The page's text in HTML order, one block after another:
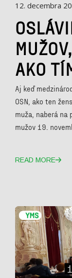
12. decembra
AKO
Aj keď
OSN, ako ten
muža, naberá na
mužov 19.
READ MORE